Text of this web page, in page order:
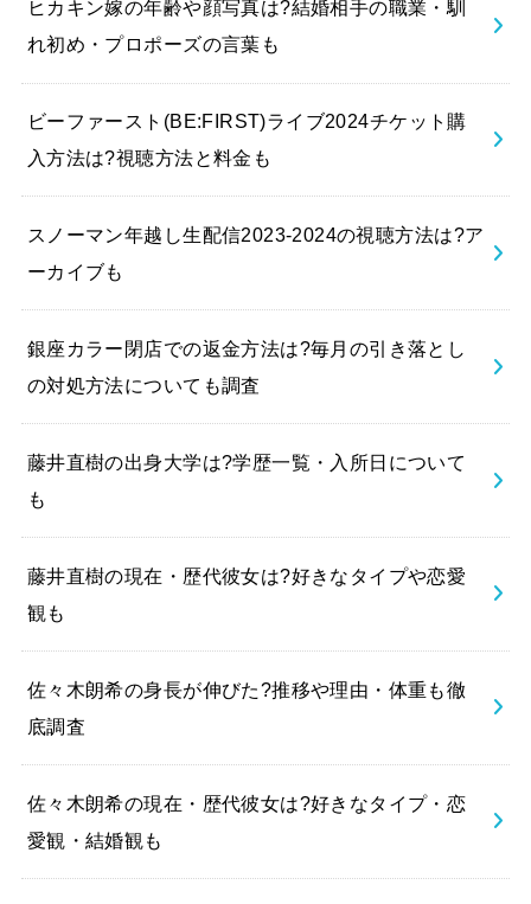
ヒカキン嫁の年齢や顔写真は?結婚相手の職業・馴
れ初め・プロポーズの言葉も
ビーファースト(BE:FIRST)ライブ2024チケット購
入方法は?視聴方法と料金も
スノーマン年越し生配信2023-2024の視聴方法は?ア
ーカイブも
銀座カラー閉店での返金方法は?毎月の引き落とし
の対処方法についても調査
藤井直樹の出身大学は?学歴一覧・入所日について
も
藤井直樹の現在・歴代彼女は?好きなタイプや恋愛
観も
佐々木朗希の身長が伸びた?推移や理由・体重も徹
底調査
佐々木朗希の現在・歴代彼女は?好きなタイプ・恋
愛観・結婚観も